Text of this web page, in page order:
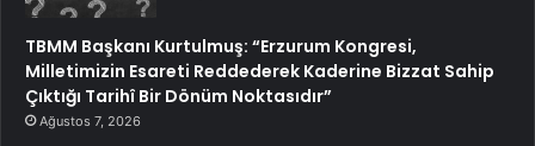
TBMM Başkanı Kurtulmuş: “Erzurum Kongresi,
Milletimizin Esareti Reddederek Kaderine Bizzat Sahip
Çıktığı Tarihî Bir Dönüm Noktasıdır”
Ağustos 7, 2026